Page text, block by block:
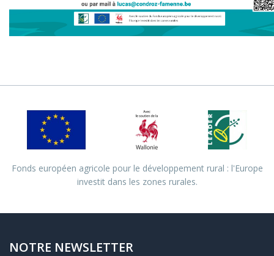
Fonds européen agricole pour le développement rural : l'Europe
investit dans les zones rurales.
NOTRE NEWSLETTER